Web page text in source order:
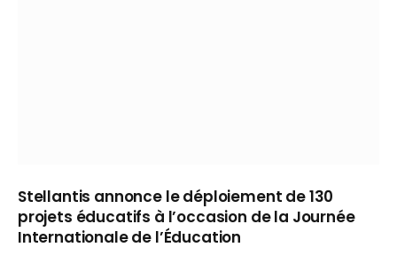
Stellantis annonce le déploiement de 130
projets éducatifs à l’occasion de la Journée
Internationale de l’Éducation